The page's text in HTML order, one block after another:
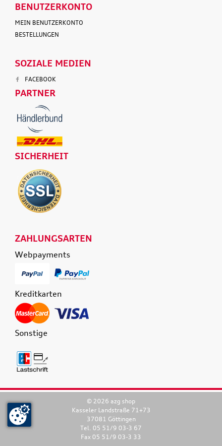
BENUTZERKONTO
MEIN BENUTZERKONTO
BESTELLUNGEN
SOZIALE MEDIEN
FACEBOOK
PARTNER
SICHERHEIT
ZAHLUNGSARTEN
Webpayments
Kreditkarten
Sonstige
© 2026 azg shop
Kasseler Landstraße 71+73
37081 Göttingen
Tel. 05 51/9 03-3 67
Fax 05 51/9 03-3 33